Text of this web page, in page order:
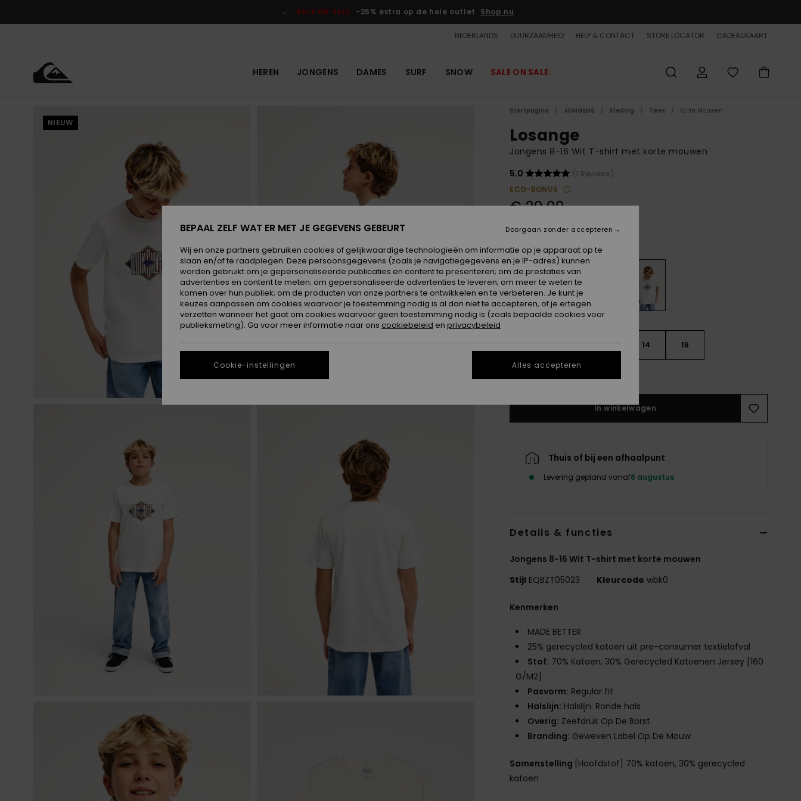
SALE ON SALE -25% extra op de hele outlet Shop nu
NEDERLANDS DUURZAAMHEID HELP & CONTACT STORE LOCATOR CADEAUKAART
HEREN JONGENS DAMES SURF SNOW SALE ON SALE
NIEUW
Startpagina JONGENS Kleding Tees Korte Mouwen
Losange
Jongens 8-16 Wit T-shirt met korte mouwen
5.0
(1 Reviews)
ECO-BONUS
€ 20,00
8 10 12 14 16
In winkelwagen
Thuis of bij een afhaalpunt
Levering gepland vanaf8 augustus
Details & functies
Jongens 8-16 Wit T-shirt met korte mouwen
Stijl EQBZT05023 Kleurcode wbk0
Kenmerken
MADE BETTER
25% gerecycled katoen uit pre-consumer textielafval
Stof: 70% Katoen, 30% Gerecycled Katoenen Jersey [160
G/M2]
Pasvorm: Regular fit
Halslijn: Halslijn: Ronde hals
Overig: Zeefdruk Op De Borst
Branding: Geweven Label Op De Mouw
Samenstelling [Hoofdstof] 70% katoen, 30% gerecycled
katoen
BEPAAL ZELF WAT ER MET JE GEGEVENS GEBEURT
Wij en onze partners gebruiken cookies of gelijkwaardige technologieën om informatie op je apparaat op te
slaan en/of te raadplegen. Deze persoonsgegevens (zoals je navigatiegegevens en je IP-adres) kunnen
worden gebruikt om je gepersonaliseerde publicaties en content te presenteren; om de prestaties van
advertenties en content te meten; om gepersonaliseerde advertenties te leveren; om meer te weten te
komen over hun publiek; om de producten van onze partners te ontwikkelen en te verbeteren. Je kunt je
keuzes aanpassen om cookies waarvoor je toestemming nodig is al dan niet te accepteren, of je ertegen
verzetten wanneer het gaat om cookies waarvoor geen toestemming nodig is (zoals bepaalde cookies voor
publieksmeting). Ga voor meer informatie naar ons cookiebeleid en privacybeleid
Cookie-instellingen
Doorgaan zonder accepteren
Alles accepteren